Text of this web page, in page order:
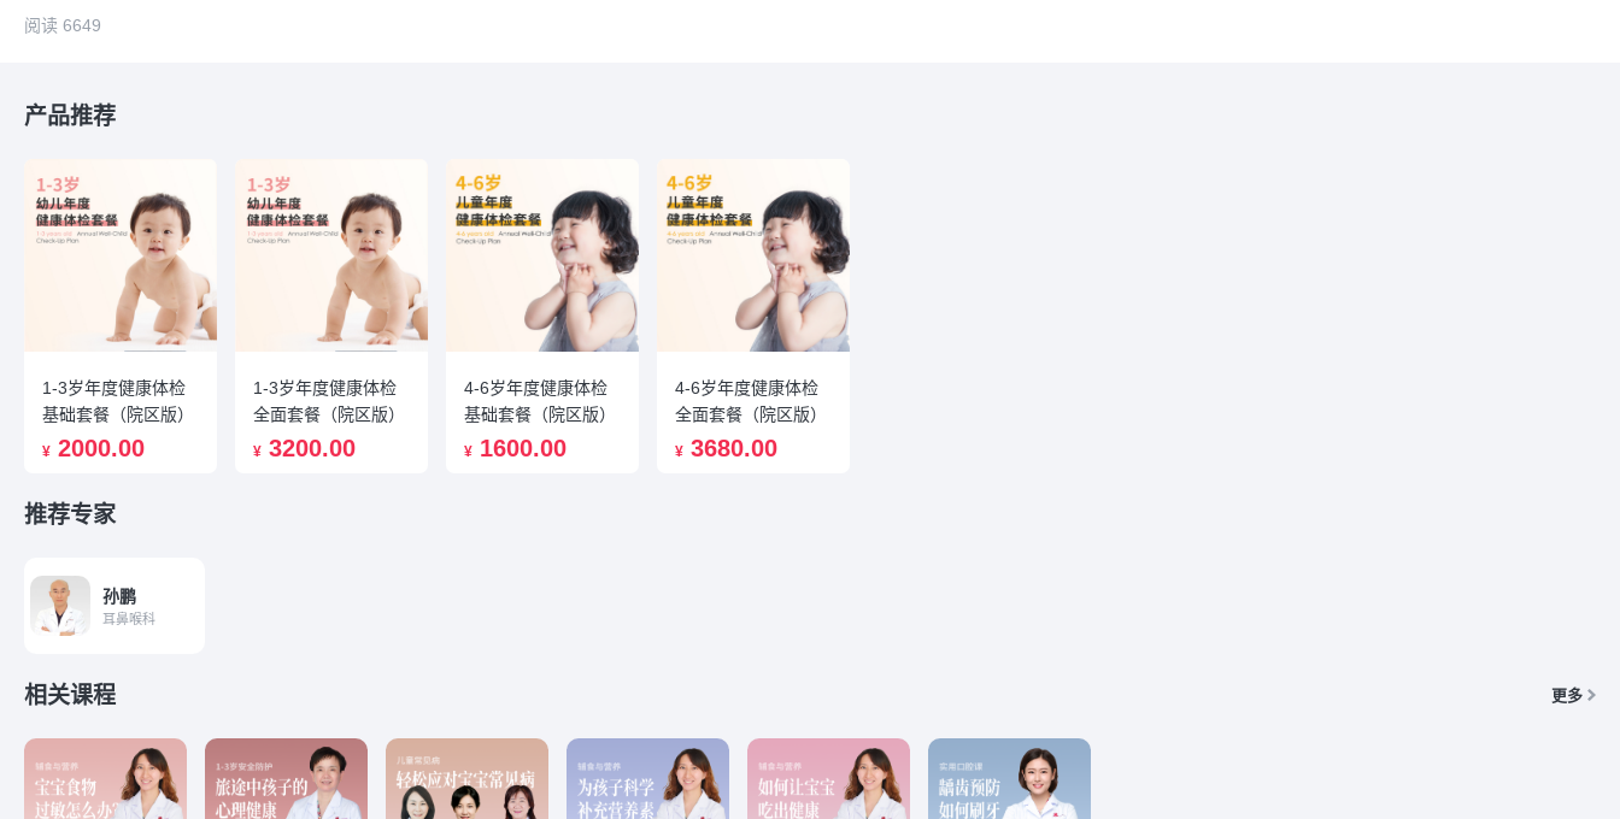
阅读 6649
产品推荐
1-3岁年度健康体检
基础套餐（院区版）
¥ 2000.00
1-3岁年度健康体检
全面套餐（院区版）
¥ 3200.00
4-6岁年度健康体检
基础套餐（院区版）
¥ 1600.00
4-6岁年度健康体检
全面套餐（院区版）
¥ 3680.00
推荐专家
孙鹏
耳鼻喉科
相关课程 更多